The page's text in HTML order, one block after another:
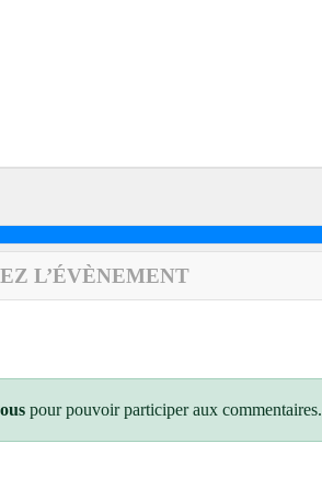
L’ÉVÈNEMENT
pour pouvoir participer aux commentaires.